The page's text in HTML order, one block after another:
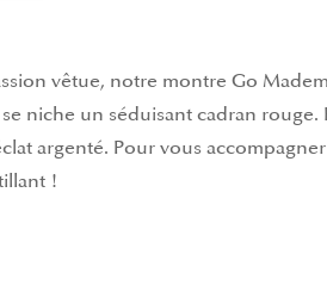
vêtue, notre montre Go
niche un séduisant cadran rouge.
argenté. Pour vous
!